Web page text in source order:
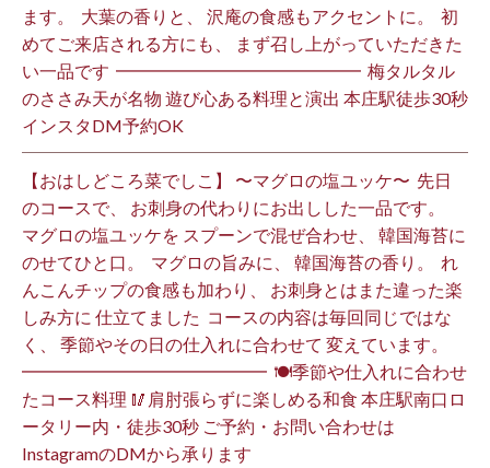
ます。 ⁡ 大葉の香りと、 沢庵の食感もアクセントに。 ⁡ 初
めてご来店される方にも、 まず召し上がっていただきた
い一品です️ ⁡ ━━━━━━━━━━━━━━ ⁡ 梅タルタル
のささみ天が名物 遊び心ある料理と演出 本庄駅徒歩30秒
インスタDM予約OK ⁡
【おはしどころ菜でしこ】 〜マグロの塩ユッケ〜 ⁡ 先日
のコースで、 お刺身の代わりにお出しした一品です。 ⁡
マグロの塩ユッケを スプーンで混ぜ合わせ、 韓国海苔に
のせてひと口。 ⁡ マグロの旨みに、 韓国海苔の香り。 ⁡ れ
んこんチップの食感も加わり、 お刺身とはまた違った楽
しみ方に 仕立てました️ ⁡ コースの内容は毎回同じではな
く、 季節やその日の仕入れに合わせて 変えています。 ⁡
━━━━━━━━━━━━━━ ⁡ 🍽季節や仕入れに合わせ
たコース料理 🥢肩肘張らずに楽しめる和食 本庄駅南口ロ
ータリー内・徒歩30秒 ご予約・お問い合わせは
InstagramのDMから承ります ⁡